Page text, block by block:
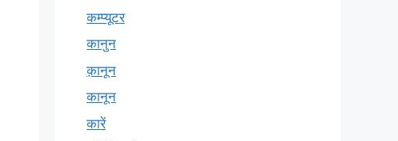
कम्प्यूटर
कानुन
क़ानून
कानून
कारें